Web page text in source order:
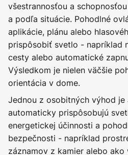
všestrannosťou a
a podľa situácie. Pohodlné
aplikácie, plánu alebo
prispôsobiť svetlo - napríklad
cesty alebo automatické
Výsledkom je nielen väčšie
orientácia v dome.
Jednou z osobitných výhod
automaticky prispôsobujú
energetickej účinnosti a
bezpečnosti - napríklad
záznamov z kamier alebo